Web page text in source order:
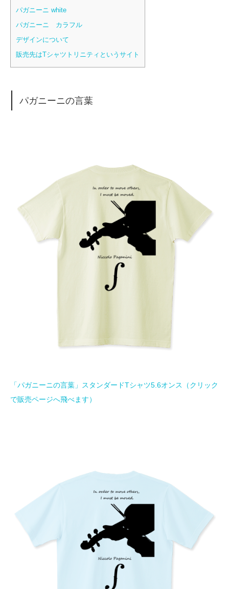
パガニーニ white
パガニーニ カラフル
デザインについて
販売先はTシャツトリニティというサイト
パガニーニの言葉
「パガニーニの言葉」スタンダードTシャツ5.6オンス（クリック
で販売ページへ飛べます）